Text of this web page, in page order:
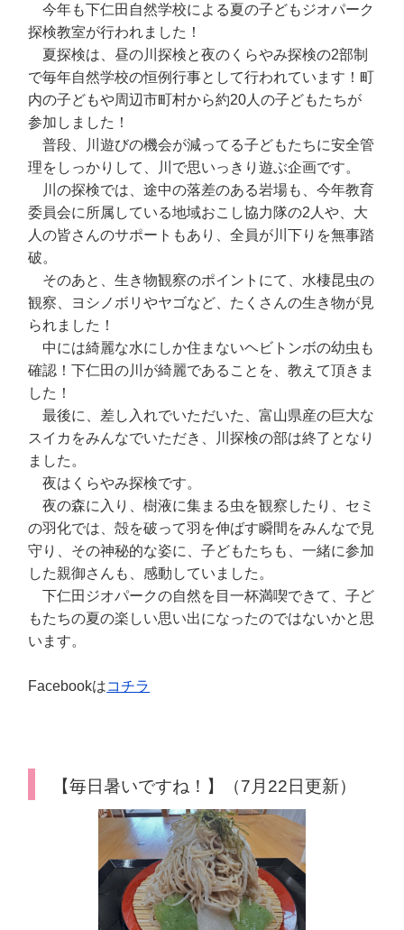
今年も下仁田自然学校による夏の子どもジオパーク
探検教室が行われました！
夏探検は、昼の川探検と夜のくらやみ探検の2部制
で毎年自然学校の恒例行事として行われています！町
内の子どもや周辺市町村から約20人の子どもたちが
参加しました！
普段、川遊びの機会が減ってる子どもたちに安全管
理をしっかりして、川で思いっきり遊ぶ企画です。
川の探検では、途中の落差のある岩場も、今年教育
委員会に所属している地域おこし協力隊の2人や、大
人の皆さんのサポートもあり、全員が川下りを無事踏
破。
そのあと、生き物観察のポイントにて、水棲昆虫の
観察、ヨシノボリやヤゴなど、たくさんの生き物が見
られました！
中には綺麗な水にしか住まないヘビトンボの幼虫も
確認！下仁田の川が綺麗であることを、教えて頂きま
した！
最後に、差し入れでいただいた、富山県産の巨大な
スイカをみんなでいただき、川探検の部は終了となり
ました。
夜はくらやみ探検です。
夜の森に入り、樹液に集まる虫を観察したり、セミ
の羽化では、殻を破って羽を伸ばす瞬間をみんなで見
守り、その神秘的な姿に、子どもたちも、一緒に参加
した親御さんも、感動していました。
下仁田ジオパークの自然を目一杯満喫できて、子ど
もたちの夏の楽しい思い出になったのではないかと思
います。
Facebookはコチラ
【毎日暑いですね！】（7月22日更新）